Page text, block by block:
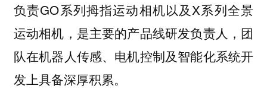
负责GO系列拇指运动相机以及X系列全景
运动相机，是主要的产品线研发负责人，团
队在机器人传感、电机控制及智能化系统开
发上具备深厚积累。